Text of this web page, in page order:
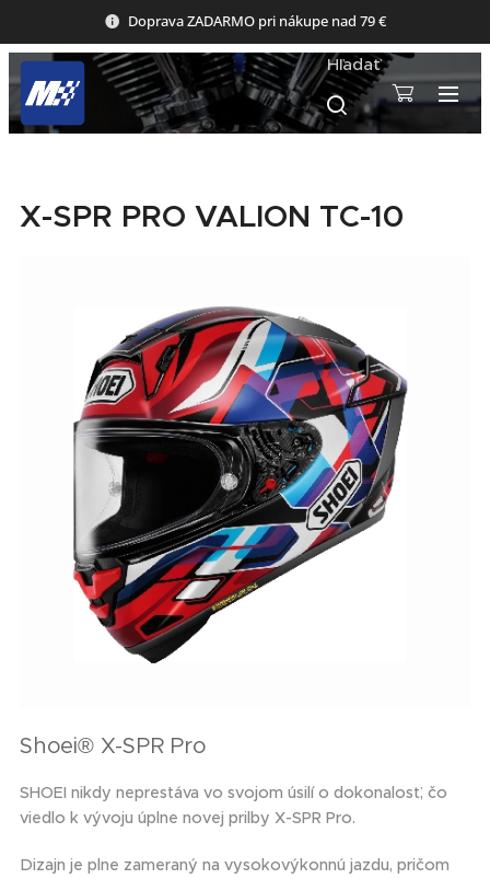
Doprava ZADARMO pri nákupe nad 79 €
Hľadať
X-SPR PRO VALION TC-10
Shoei® X-SPR Pro
SHOEI nikdy neprestáva vo svojom úsilí o dokonalosť, čo
viedlo k vývoju úplne novej prilby X-SPR Pro.
Dizajn je plne zameraný na vysokovýkonnú jazdu, pričom